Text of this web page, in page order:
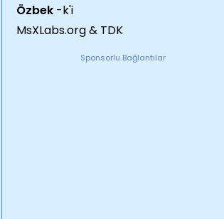
Özbek -k'i
MsXLabs.org & TDK
Sponsorlu Bağlantılar